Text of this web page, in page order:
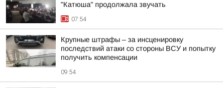
"Катюша" продолжала звучать
07:54
Крупные штрафы – за инсценировку
последствий атаки со стороны ВСУ и попытку
получить компенсации
09:54